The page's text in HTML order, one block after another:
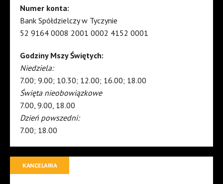
Numer konta:
Bank Spółdzielczy w Tyczynie
52 9164 0008 2001 0002 4152 0001
Godziny Mszy Świętych:
Niedziela:
7.00; 9.00; 10.30; 12.00; 16.00; 18.00
Święta nieobowiązkowe
7.00, 9.00, 18.00
Dzień powszedni:
7.00; 18.00
KANCELARIA